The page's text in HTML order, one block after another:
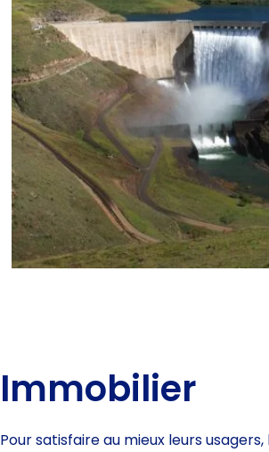
Immobilier
Pour satisfaire au mieux leurs usagers,